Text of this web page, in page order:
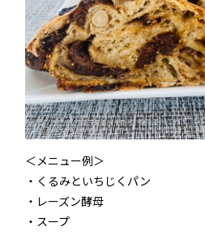
＜メニュー例＞
・くるみといちじくパン
・レーズン酵母
・スープ